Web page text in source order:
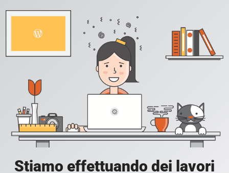
Stiamo effettuando dei lavori